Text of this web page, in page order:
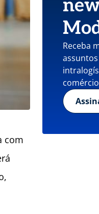
com
Receba